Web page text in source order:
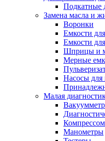
Подкатные
Замена масла и
Воронки
Емкости
Емкости
Шприцы и
Мерные
Насосы для
Малая
Манометры